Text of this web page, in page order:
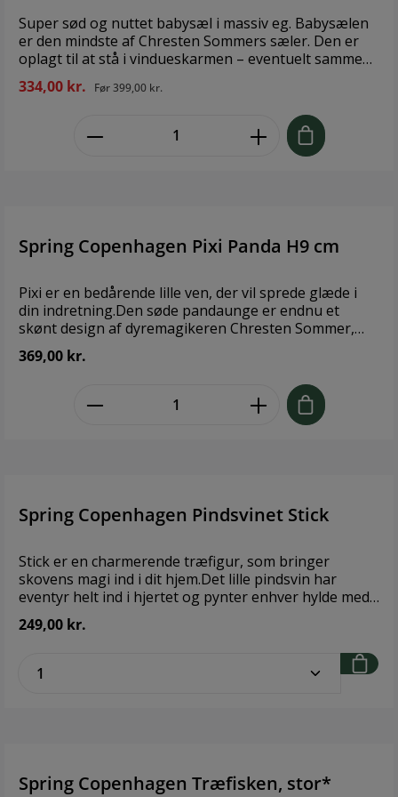
håndlavet og håndsamlet træprodukt, der vil have
variationer fra version til version. Rens med en fugtig
klud. For bedre vedligehold brug bivoks regelmæssig
på alle vores træprodukter.
Super sød og nuttet babysæl i massiv eg. Babysælen
er den mindste af Chresten Sommers sæler. Den er
oplagt til at stå i vindueskarmen – eventuelt sammen
med Morsælen – og tilfører din stue eller dit køkken
nordisk præg, naturliv og en bid af dansk
12,7 cm, H: 6 cm, B: 9,6 cm Designer: Chresten
Sommer, Spring CopenhagenMateriale: Træ
334,00 kr. Før399,00 kr.
Spring Copenhagen Pixi Panda H9 cm
Pixi er en bedårende lille ven, der vil sprede glæde i
din indretning.Den søde pandaunge er endnu et
skønt design af dyremagikeren Chresten Sommer,
fyldt med naturtro detaljer.Figuren er fremstillet i
certificeret ahorn og ask. Certificeringen er din
garanti for, at træet kommer fra ansvarlige skovbrug.
Brand: Spring Copenhagen Størrelse: Bredde: 6 cm x
Længde: 6 cm x Højde: 9 cm Materiale: Certificeret træ
369,00 kr.
Spring Copenhagen Pindsvinet Stick
Stick er en charmerende træfigur, som bringer
skovens magi ind i dit hjem.Det lille pindsvin har
eventyr helt ind i hjertet og pynter enhver hylde med
sit milde sind.Med Stick får hverdagen et strejf af
natur og varme. En skøn gaveidé til naturelskeren.
Brand: Spring CopenhagenStørrelse: Bredde: 4,3 cm
Længde: 7,3 cm Højde: 4,4 cm Materiale: Certificeret
249,00 kr.
Spring Copenhagen Træfisken, stor*